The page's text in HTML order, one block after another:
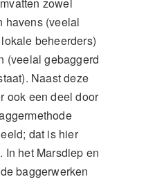
havens (veelal
beheerders)
(veelal gebaggerd
Naast deze
ook een deel door
dat is hier
In het Marsdiep en
baggerwerken